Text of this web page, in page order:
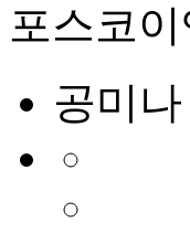
포스코
공미